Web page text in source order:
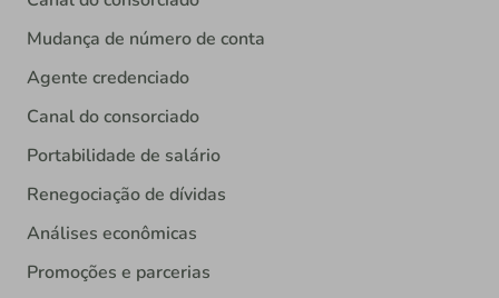
Mudança de número de conta
Agente credenciado
Canal do consorciado
Portabilidade de salário
Renegociação de dívidas
Análises econômicas
Promoções e parcerias